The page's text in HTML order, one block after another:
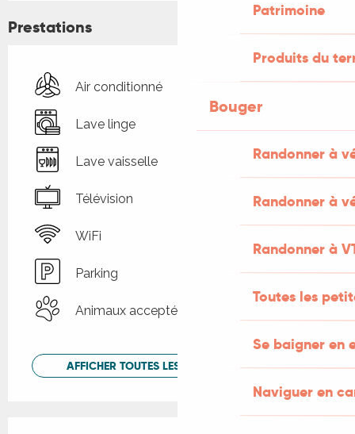
Patrimoine
Produits du
Bouger
Randonner à
Randonner à
Randonner à
Toutes les
Se baigner en
Naviguer en
Prestations
Air conditionné
Lave linge
Lave vaisselle
Télévision
WiFi
Parking
Animaux acceptés
AFFICHER TOUTES LES PRESTATIONS